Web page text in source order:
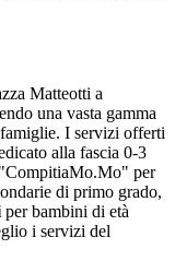
Matteotti a
una vasta gamma
I servizi offerti
alla fascia 0-3
"CompitiaMo.Mo" per
di primo grado,
per bambini di età
i servizi del